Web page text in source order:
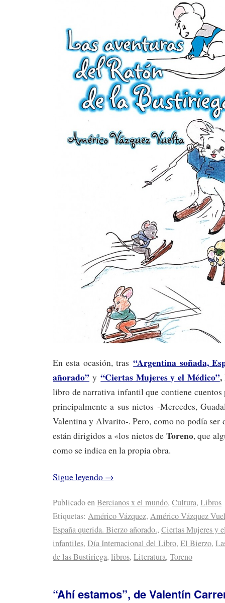
En esta ocasión, tras“Argentina soñada,
añorado” y“Ciertas Mujeres y el Médico”,
libro de narrativa infantil que contiene cuentos
principalmente a sus nietos -Mercedes,
Valentina y Alvarito-. Pero, como no podía ser
están dirigidos a «los nietos de Toreno, que
como se indica en la propia obra.
Sigue leyendo →
Publicado enBercianos x el mundo, Cultura, Libros
Etiquetas: Américo Vázquez, Américo Vázquez
España querida. Bierzo añorado., Ciertas Mujeres y
infantiles, Día Internacional del Libro, El Bierzo,
de las Bustiriega, libros, Literatura, Toreno
“Ahí estamos”, de Valentín